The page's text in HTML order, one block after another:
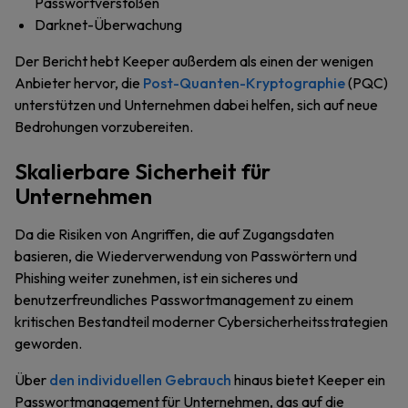
Darknet-Überwachung
Der Bericht hebt Keeper außerdem als einen der wenigen
Anbieter hervor, die Post-Quanten-Kryptographie(PQC)
unterstützen und Unternehmen dabei helfen, sich auf neue
Bedrohungen vorzubereiten.
Skalierbare Sicherheit für
Unternehmen
Da die Risiken von Angriffen, die auf Zugangsdaten
basieren, die Wiederverwendung von Passwörtern und
Phishing weiter zunehmen, ist ein sicheres und
benutzerfreundliches Passwortmanagement zu einem
kritischen Bestandteil moderner Cybersicherheitsstrategien
geworden.
Über den individuellen Gebrauch hinaus bietet Keeper ein
Passwortmanagement für Unternehmen, das auf die